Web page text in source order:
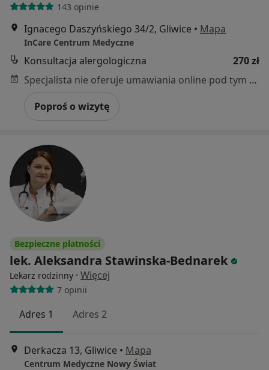
143 opinie
Ignacego Daszyńskiego 34/2, Gliwice • Mapa
InCare Centrum Medyczne
Konsultacja alergologiczna
270 zł
Specjalista nie oferuje umawiania online pod tym adresem.
Poproś o wizytę
Bezpieczne płatności
lek. Aleksandra Stawinska-Bednarek
Lekarz rodzinny · Więcej
7 opinii
Adres 1 Adres 2
Derkacza 13, Gliwice • Mapa
Centrum Medyczne Nowy Świat